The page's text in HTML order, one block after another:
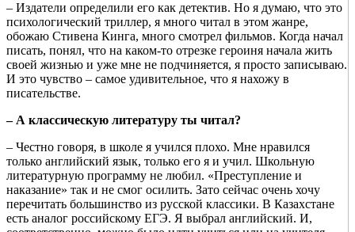
– Издатели определили его как детектив. Но я думаю, что это
психологический триллер, я много читал в этом жанре,
обожаю Стивена Кинга, много смотрел фильмов. Когда начал
писать, понял, что на каком-то отрезке героиня начала жить
своей жизнью и уже мне не подчиняется, я просто записываю.
И это чувство – самое удивительное, что я нахожу в
писательстве.
– А классическую литературу ты читал?
– Честно говоря, в школе я учился плохо. Мне нравился
только английский язык, только его я и учил. Школьную
литературную программу не любил. «Преступление и
наказание» так и не смог осилить. Зато сейчас очень хочу
перечитать большинство из русской классики. В Казахстане
есть аналог российскому ЕГЭ. Я выбрал английский. И,